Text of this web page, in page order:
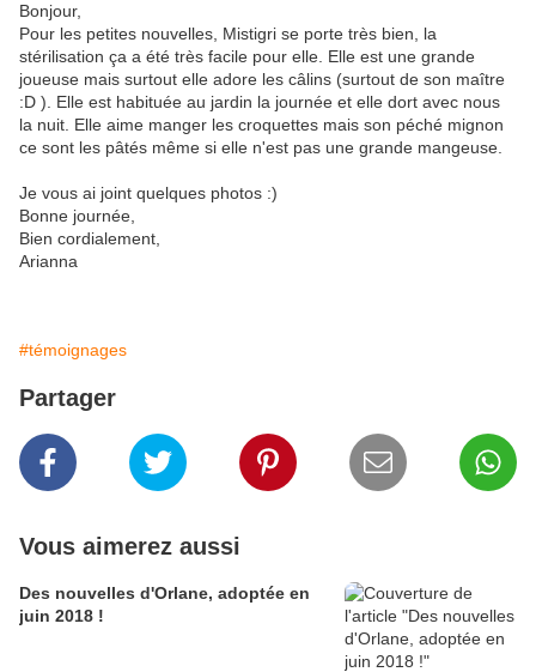
Bonjour,
Pour les petites nouvelles, Mistigri se porte très bien, la
stérilisation ça a été très facile pour elle. Elle est une grande
joueuse mais surtout elle adore les câlins (surtout de son maître
:D ). Elle est habituée au jardin la journée et elle dort avec nous
la nuit. Elle aime manger les croquettes mais son péché mignon
ce sont les pâtés même si elle n'est pas une grande mangeuse.
Je vous ai joint quelques photos :)
Bonne journée,
Bien cordialement,
Arianna
#témoignages
Partager
Vous aimerez aussi
Des nouvelles d'Orlane, adoptée en
juin 2018 !